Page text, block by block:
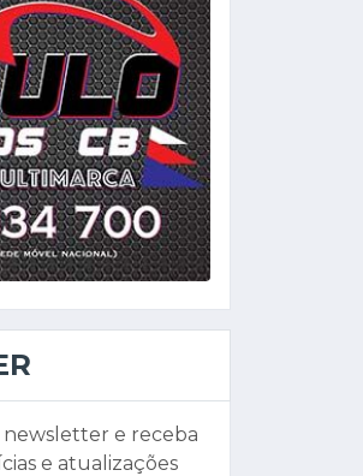
newsletter e receba
e atualizações